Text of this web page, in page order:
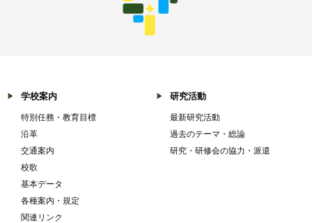
学校案内
特別任務・教育目標
沿革
交通案内
校歌
基本データ
各種案内・規定
関連リンク
研究活動
最新研究活動
過去のテーマ・総論
研究・研修会の協力・派遣